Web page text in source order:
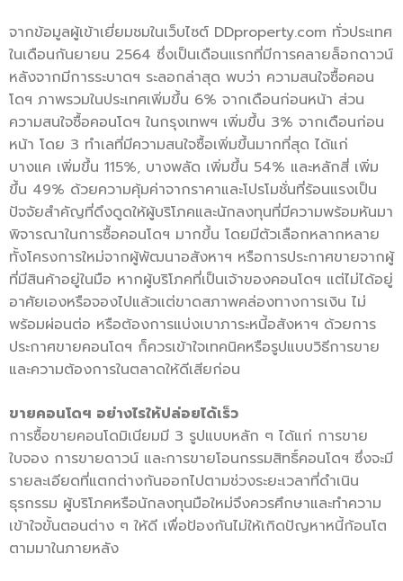
จากข้อมูลผู้เข้าเยี่ยมชมในเว็บไซต์ DDproperty.com ทั่วประเทศ
ในเดือนกันยายน 2564 ซึ่งเป็นเดือนแรกที่มีการคลายล็อกดาวน์
หลังจากมีการระบาดฯ ระลอกล่าสุด พบว่า ความสนใจซื้อคอน
โดฯ ภาพรวมในประเทศเพิ่มขึ้น 6% จากเดือนก่อนหน้า ส่วน
ความสนใจซื้อคอนโดฯ ในกรุงเทพฯ เพิ่มขึ้น 3% จากเดือนก่อน
หน้า โดย 3 ทำเลที่มีความสนใจซื้อเพิ่มขึ้นมากที่สุด ได้แก่
บางแค เพิ่มขึ้น 115%, บางพลัด เพิ่มขึ้น 54% และหลักสี่ เพิ่ม
ขึ้น 49% ด้วยความคุ้มค่าจากราคาและโปรโมชั่นที่ร้อนแรงเป็น
ปัจจัยสำคัญที่ดึงดูดให้ผู้บริโภคและนักลงทุนที่มีความพร้อมหันมา
พิจารณาในการซื้อคอนโดฯ มากขึ้น โดยมีตัวเลือกหลากหลาย
ทั้งโครงการใหม่จากผู้พัฒนาอสังหาฯ หรือการประกาศขายจากผู้
ที่มีสินค้าอยู่ในมือ หากผู้บริโภคที่เป็นเจ้าของคอนโดฯ แต่ไม่ได้อยู่
อาศัยเองหรือจองไปแล้วแต่ขาดสภาพคล่องทางการเงิน ไม่
พร้อมผ่อนต่อ หรือต้องการแบ่งเบาภาระหนี้อสังหาฯ ด้วยการ
ประกาศขายคอนโดฯ ก็ควรเข้าใจเทคนิคหรือรูปแบบวิธีการขาย
และความต้องการในตลาดให้ดีเสียก่อน
ขายคอนโดฯ อย่างไรให้ปล่อยได้เร็ว
การซื้อขายคอนโดมิเนียมมี 3 รูปแบบหลัก ๆ ได้แก่ การขาย
ใบจอง การขายดาวน์ และการขายโอนกรรมสิทธิ์คอนโดฯ ซึ่งจะมี
รายละเอียดที่แตกต่างกันออกไปตามช่วงระยะเวลาที่ดำเนิน
ธุรกรรม ผู้บริโภคหรือนักลงทุนมือใหม่จึงควรศึกษาและทำความ
เข้าใจขั้นตอนต่าง ๆ ให้ดี เพื่อป้องกันไม่ให้เกิดปัญหาหนี้ก้อนโต
ตามมาในภายหลัง